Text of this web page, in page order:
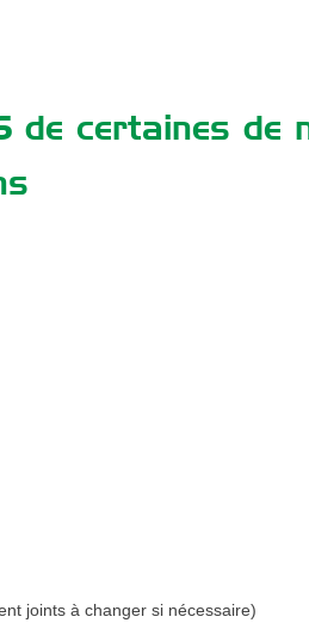
certaines de
joints à changer si nécessaire)